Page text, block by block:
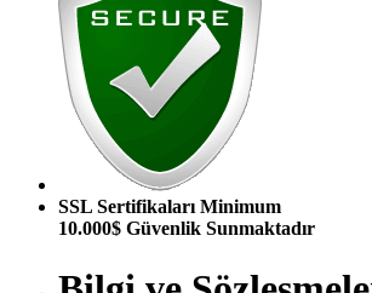
SSL Sertifikaları Minimum
10.000$ Güvenlik Sunmaktadır